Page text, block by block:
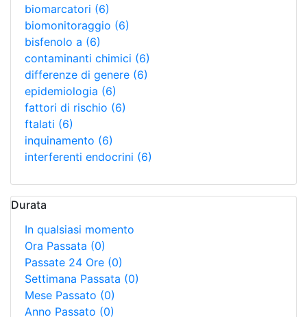
biomarcatori (6)
biomonitoraggio (6)
bisfenolo a (6)
contaminanti chimici (6)
differenze di genere (6)
epidemiologia (6)
fattori di rischio (6)
ftalati (6)
inquinamento (6)
interferenti endocrini (6)
Durata
In qualsiasi momento
Ora Passata (0)
Passate 24 Ore (0)
Settimana Passata (0)
Mese Passato (0)
Anno Passato (0)